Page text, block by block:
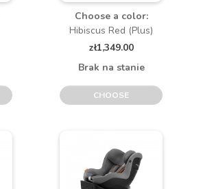
Choose a color:
Hibiscus Red (Plus)
zł1,349.00
Brak na stanie
CHOOSE